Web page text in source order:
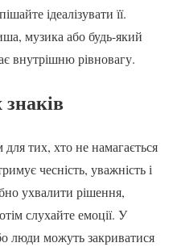
ідеалізувати її.
музика або будь-який
внутрішню рівновагу.
тих, хто не намагається
чесність, уважність і
ухвалити рішення,
слухайте емоції. У
люди можуть закриватися